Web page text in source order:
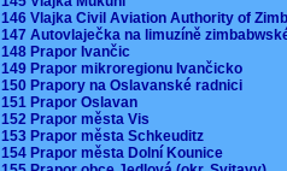
146 Vlajka Civil Aviation Authority of
147 Autovlaječka na limuzíně
148 Prapor Ivančic
149 Prapor mikroregionu Ivančicko
150 Prapory na Oslavanské radnici
151 Prapor Oslavan
152 Prapor města Vis
153 Prapor města Schkeuditz
154 Prapor města Dolní Kounice